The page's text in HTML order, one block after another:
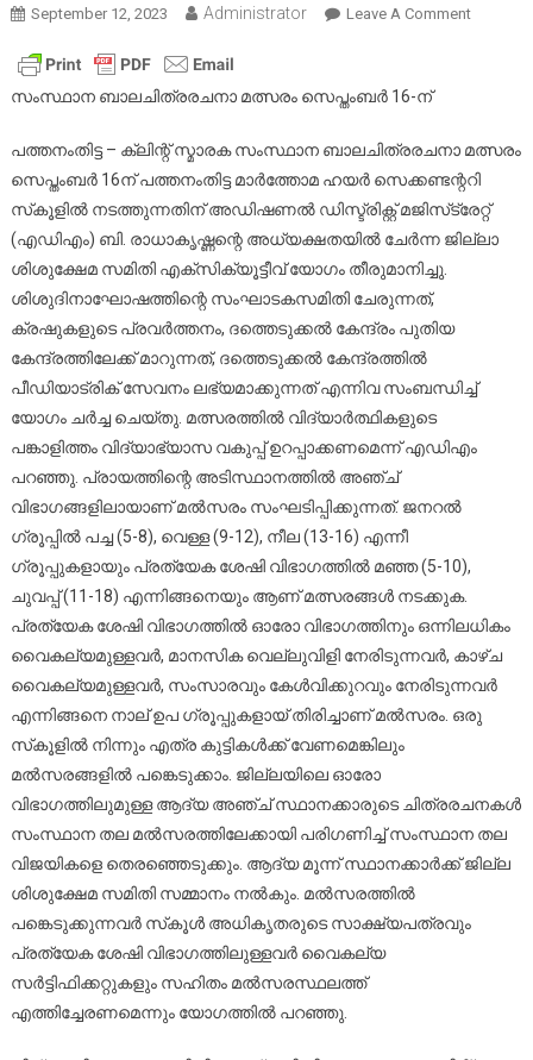
September 12, 2023 Administrator Leave A CommentOn
മത്സരം
16-
ന്
സംസ്ഥാന ബാലചിത്രരചനാ മത്സരം സെപ്തംബര്‍ 16-ന്
പത്തനംതിട്ട – ക്ലിന്റ് സ്മാരക സംസ്ഥാന ബാലചിത്രരചനാ മത്സരം
സെപ്തംബര്‍ 16ന് പത്തനംതിട്ട മാര്‍ത്തോമ ഹയര്‍ സെക്കണ്ടന്ററി
സ്‌കൂളില്‍ നടത്തുന്നതിന് അഡിഷണല്‍ ഡിസ്ട്രിക്റ്റ് മജിസ്‌ട്രേറ്റ്
(എഡിഎം) ബി. രാധാകൃഷ്ണന്റെ അധ്യക്ഷതയില്‍ ചേര്‍ന്ന ജില്ലാ
ശിശുക്ഷേമ സമിതി എക്സിക്യൂട്ടീവ് യോഗം തീരുമാനിച്ചു.
ശിശുദിനാഘോഷത്തിന്റെ സംഘാടകസമിതി ചേരുന്നത്,
ക്രഷുകളുടെ പ്രവര്‍ത്തനം, ദത്തെടുക്കല്‍ കേന്ദ്രം പുതിയ
കേന്ദ്രത്തിലേക്ക് മാറുന്നത്, ദത്തെടുക്കല്‍ കേന്ദ്രത്തില്‍
പീഡിയാട്രിക് സേവനം ലഭ്യമാക്കുന്നത് എന്നിവ സംബന്ധിച്ച്
യോഗം ചര്‍ച്ച ചെയ്തു. മത്സരത്തില്‍ വിദ്യാര്‍ത്ഥികളുടെ
പങ്കാളിത്തം വിദ്യാഭ്യാസ വകുപ്പ് ഉറപ്പാക്കണമെന്ന് എഡിഎം
പറഞ്ഞു. പ്രായത്തിന്റെ അടിസ്ഥാനത്തില്‍ അഞ്ച്
വിഭാഗങ്ങളിലായാണ് മല്‍സരം സംഘടിപ്പിക്കുന്നത്. ജനറല്‍
ഗ്രൂപ്പില്‍ പച്ച (5-8), വെള്ള (9-12), നീല (13-16) എന്നീ
ഗ്രൂപ്പുകളായും പ്രത്യേക ശേഷി വിഭാഗത്തില്‍ മഞ്ഞ (5-10),
ചുവപ്പ് (11-18) എന്നിങ്ങനെയും ആണ് മത്സരങ്ങള്‍ നടക്കുക.
പ്രത്യേക ശേഷി വിഭാഗത്തില്‍ ഓരോ വിഭാഗത്തിനും ഒന്നിലധികം
വൈകല്യമുള്ളവര്‍, മാനസിക വെല്ലുവിളി നേരിടുന്നവര്‍, കാഴ്ച
വൈകല്യമുള്ളവര്‍, സംസാരവും കേള്‍വിക്കുറവും നേരിടുന്നവര്‍
എന്നിങ്ങനെ നാല് ഉപ ഗ്രൂപ്പുകളായ് തിരിച്ചാണ് മല്‍സരം. ഒരു
സ്‌കൂളില്‍ നിന്നും എത്ര കുട്ടികള്‍ക്ക് വേണമെങ്കിലും
മല്‍സരങ്ങളില്‍ പങ്കെടുക്കാം. ജില്ലയിലെ ഓരോ
വിഭാഗത്തിലുമുള്ള ആദ്യ അഞ്ച് സ്ഥാനക്കാരുടെ ചിത്രരചനകള്‍
സംസ്ഥാന തല മല്‍സരത്തിലേക്കായി പരിഗണിച്ച് സംസ്ഥാന തല
വിജയികളെ തെരഞ്ഞെടുക്കും. ആദ്യ മൂന്ന് സ്ഥാനക്കാര്‍ക്ക് ജില്ല
ശിശുക്ഷേമ സമിതി സമ്മാനം നല്‍കും. മല്‍സരത്തില്‍
പങ്കെടുക്കുന്നവര്‍ സ്‌കൂള്‍ അധികൃതരുടെ സാക്ഷ്യപത്രവും
പ്രത്യേക ശേഷി വിഭാഗത്തിലുള്ളവര്‍ വൈകല്യ
സര്‍ട്ടിഫിക്കറ്റുകളും സഹിതം മല്‍സരസ്ഥലത്ത്
എത്തിച്ചേരണമെന്നും യോഗത്തില്‍ പറഞ്ഞു.